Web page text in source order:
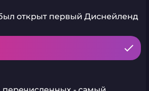
открыт первый Диснейленд